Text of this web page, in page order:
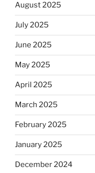
August 2025
July 2025
June 2025
May 2025
April 2025
March 2025
February 2025
January 2025
December 2024